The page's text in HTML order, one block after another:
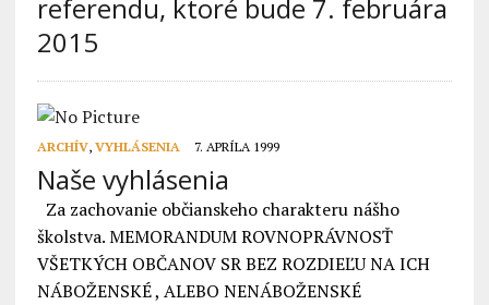
referendu, ktoré bude 7. februára
2015
ARCHÍV, VYHLÁSENIA 7. APRÍLA 1999
Naše vyhlásenia
Za zachovanie občianskeho charakteru nášho
školstva. MEMORANDUM ROVNOPRÁVNOSŤ
VŠETKÝCH OBČANOV SR BEZ ROZDIEĽU NA ICH
NÁBOŽENSKÉ , ALEBO NENÁBOŽENSKÉ